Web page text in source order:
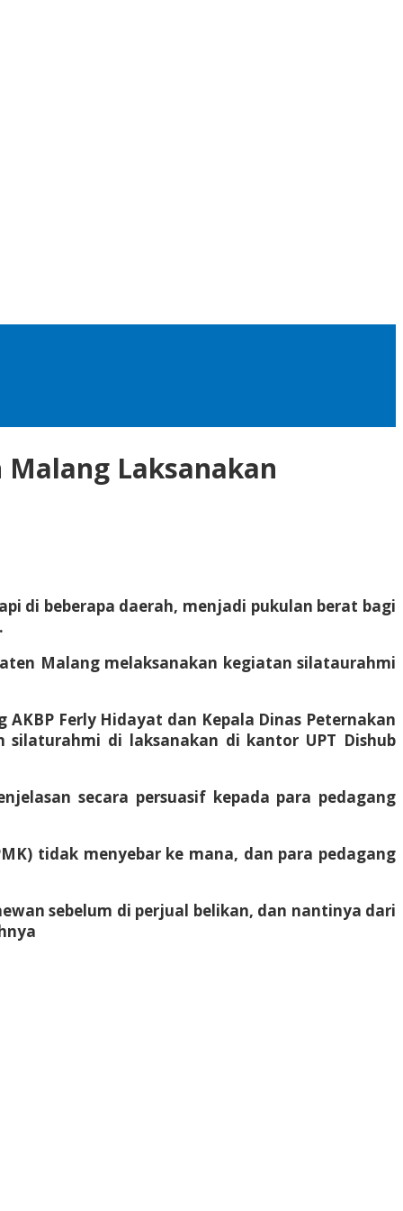
Laksanakan
di beberapa daerah, menjadi pukulan berat bagi
Malang melaksanakan kegiatan silataurahmi
Ferly Hidayat dan Kepala Dinas Peternakan
silaturahmi di laksanakan di kantor UPT Dishub
secara persuasif kepada para pedagang
tidak menyebar ke mana, dan para pedagang
sebelum di perjual belikan, dan nantinya dari